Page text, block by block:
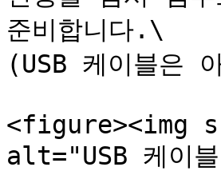
준비합니다.\
(USB 케이블은
<figure><img
alt="USB 케이